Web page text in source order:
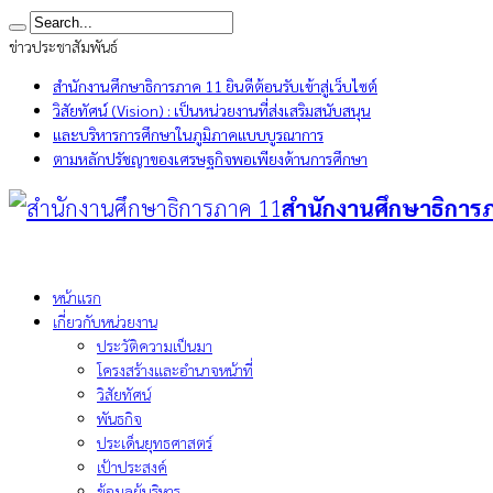
ข่าวประชาสัมพันธ์
สำนักงานศึกษาธิการภาค 11 ยินดีต้อนรับเข้าสู่เว็บไซต์
วิสัยทัศน์ (Vision) : เป็นหน่วยงานที่ส่งเสริมสนับสนุน
และบริหารการศึกษาในภูมิภาคแบบบูรณาการ
ตามหลักปรัชญาของเศรษฐกิจพอเพียงด้านการศึกษา
สำนักงานศึกษาธิการ
หน้าแรก
เกี่ยวกับหน่วยงาน
ประวัติความเป็นมา
โครงสร้างและอำนาจหน้าที่
วิสัยทัศน์
พันธกิจ
ประเด็นยุทธศาสตร์
เป้าประสงค์